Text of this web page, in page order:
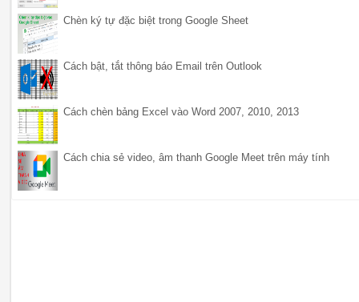
Chèn ký tự đặc biệt trong Google Sheet
Cách bật, tắt thông báo Email trên Outlook
Cách chèn bảng Excel vào Word 2007, 2010, 2013
Cách chia sẻ video, âm thanh Google Meet trên máy tính